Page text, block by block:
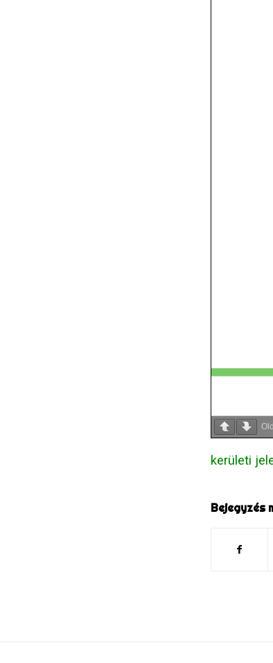
kerületi
Bejegyzés